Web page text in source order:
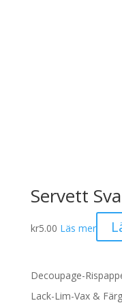
Servett
kr5.00 Läs mer
Decoupage-
Lack-Lim-Vax & Färg